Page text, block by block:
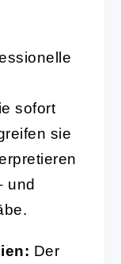
sofort
sie
und
Der